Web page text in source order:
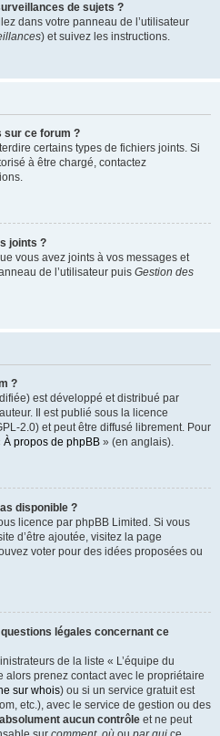
de sujets ?
dans votre panneau de l’utilisateur
) et suivez les instructions.
sur ce forum ?
certains types de fichiers joints. Si
à être chargé, contactez
joints ?
vous avez joints à vos messages et
de l’utilisateur puis Gestion des
?
est développé et distribué par
Il est publié sous la licence
2.0) et peut être diffusé librement. Pour
À propos de phpBB » (en anglais).
disponible ?
licence par phpBB Limited. Si vous
d’être ajoutée, visitez la page
voter pour des idées proposées ou
légales concernant ce
de la liste « L’équipe du
alors prenez contact avec le propriétaire
sur whois) ou si un service gratuit est
etc.), avec le service de gestion ou des
absolument aucun contrôle et ne peut